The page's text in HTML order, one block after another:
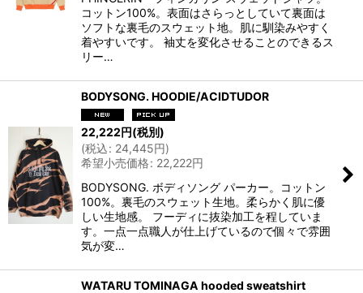
コットン100%。表面はさらっとしていて裏面は
ソフトな裏毛のスウェット地。肌に馴染みやすく
着やすいです。 袖丈を変化させることのできるス
リー…
BODYSONG. HOODIE/ACIDTUDOR
22,222円(税別)
(税込: 24,445円)
希望小売価格: 22,222円
BODYSONG. ボディソング パーカー。コットン
100%。裏毛のスウェット生地。柔らかく肌に優
しい生地感。 フーディに抜染加工を程していま
す。一点一点職人が仕上げているので個々で雰囲
気が変…
WATARU TOMINAGA hooded sweatshirt